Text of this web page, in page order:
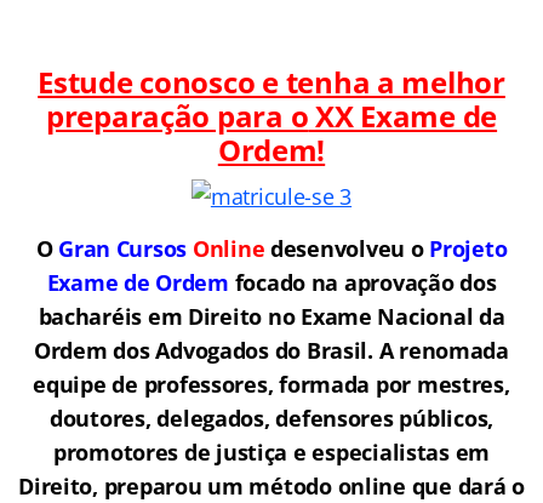
Estude conosco e tenha a melhor
preparação para oXX Exame de
Ordem!
O Gran Cursos Online desenvolveu o Projeto
Exame de Ordem focado na aprovação dos
bacharéis em Direito no Exame Nacional da
Ordem dos Advogados do Brasil. A renomada
equipe de professores, formada por mestres,
doutores, delegados, defensores públicos,
promotores de justiça e especialistas em
Direito, preparou um método online que dará o